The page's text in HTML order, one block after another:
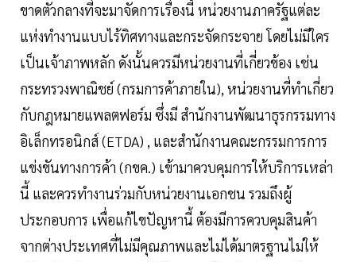
ขาดตัวกลางที่จะมาจัดการเรื่องนี้ หน่วยงานภาครัฐแต่ละ
แห่งทำงานแบบไร้ทิศทางและกระจัดกระจาย โดยไม่มีใคร
เป็นเจ้าภาพหลัก ดังนั้นควรมีหน่วยงานที่เกี่ยวข้อง เช่น
กระทรวงพาณิชย์ (กรมการค้าภายใน), หน่วยงานที่ทำเกี่ยว
กับกฎหมายแพลตฟอร์ม ซึ่งมี สำนักงานพัฒนาธุรกรรมทาง
อิเล็กทรอนิกส์ (ETDA) , และสำนักงานคณะกรรมการการ
แข่งขันทางการค้า (กขค.) เข้ามาควบคุมการให้บริการเหล่า
นี้ และควรทำงานร่วมกับหน่วยงานเอกชน รวมถึงผู้
ประกอบการ เพื่อแก้ไขปัญหานี้ ต้องมีการควบคุมสินค้า
จากต่างประเทศที่ไม่มีคุณภาพและไม่ได้มาตรฐานไม่ให้